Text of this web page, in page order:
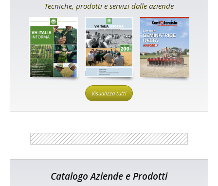
Tecniche, prodotti e servizi dalle aziende
Visualizza tutti
Catalogo Aziende e Prodotti